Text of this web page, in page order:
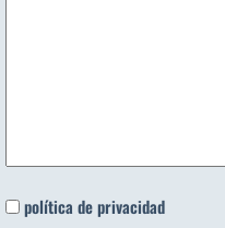
política de privacidad